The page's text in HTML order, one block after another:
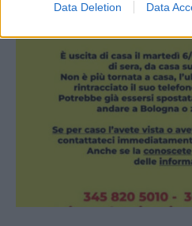
Data Deletion Data